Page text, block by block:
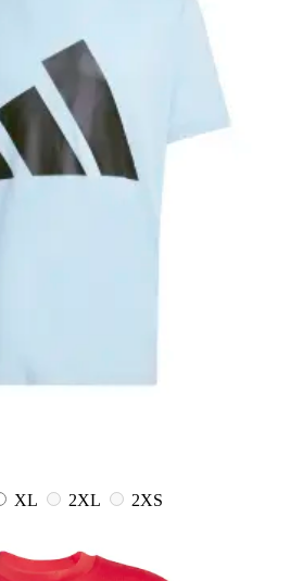
XL 2XL
2XS